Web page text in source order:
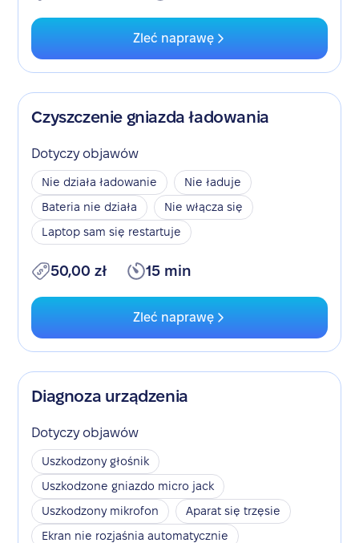
Zleć naprawę
Czyszczenie gniazda ładowania
Dotyczy objawów
Nie działa ładowanie
Nie ładuje
Bateria nie działa
Nie włącza się
Laptop sam się restartuje
50,00 zł 15 min
Zleć naprawę
Diagnoza urządzenia
Dotyczy objawów
Uszkodzony głośnik
Uszkodzone gniazdo micro jack
Uszkodzony mikrofon
Aparat się trzęsie
Ekran nie rozjaśnia automatycznie